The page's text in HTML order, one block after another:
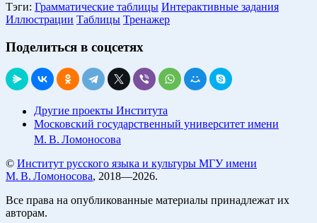
Тэги: Грамматические таблицы Интерактивные задания
Иллюстрации Таблицы Тренажер
Поделиться в соцсетях
Другие проекты Института
Московский государственный университет имени
М. В. Ломоносова
© Институт русского языка и культуры МГУ имени
М. В. Ломоносова, 2018—2026.
Все права на опубликованные материалы принадлежат их
авторам.